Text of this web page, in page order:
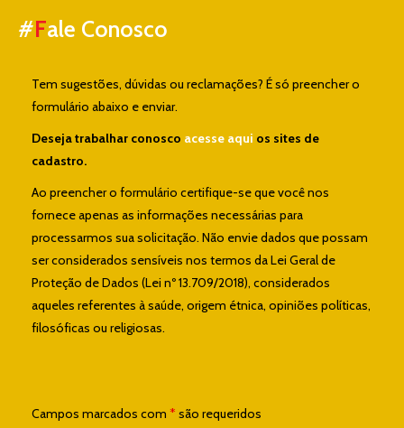
#Fale Conosco
Tem sugestões, dúvidas ou reclamações? É só preencher o
formulário abaixo e enviar.
Deseja trabalhar conosco acesse aqui os sites de
cadastro.
Ao preencher o formulário certifique-se que você nos
fornece apenas as informações necessárias para
processarmos sua solicitação. Não envie dados que possam
ser considerados sensíveis nos termos da Lei Geral de
Proteção de Dados (Lei nº 13.709/2018), considerados
aqueles referentes à saúde, origem étnica, opiniões políticas,
filosóficas ou religiosas.
Campos marcados com * são requeridos